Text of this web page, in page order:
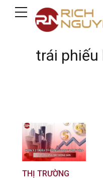
trái phiếu
THỊ TRƯỜNG